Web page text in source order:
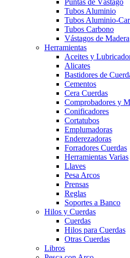
Puntas de Vástago
Tubos Aluminio
Tubos Aluminio-
Tubos Carbono
Vástagos de Madera
Herramientas
Aceites y
Alicates
Bastidores de
Cementos
Cera Cuerdas
Comprobadores y
Conificadores
Cortatubos
Emplumadoras
Enderezadoras
Forradores Cuerdas
Herramientas Varias
Llaves
Pesa Arcos
Prensas
Reglas
Soportes a Banco
Hilos y Cuerdas
Cuerdas
Hilos para Cuerdas
Otras Cuerdas
Libros